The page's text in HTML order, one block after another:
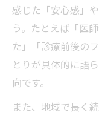
感じた「安心感」
う。たとえば「医
た」「診療前後の
とりが具体的に語
向です。
また、地域で長く